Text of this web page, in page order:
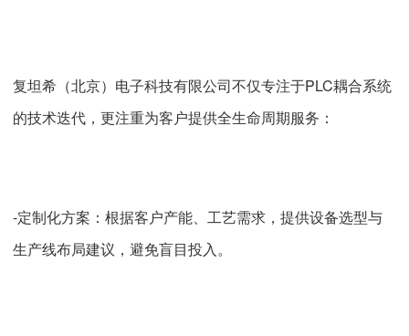
复坦希（北京）电子科技有限公司不仅专注于PLC耦合系统
的技术迭代，更注重为客户提供全生命周期服务：
-定制化方案：根据客户产能、工艺需求，提供设备选型与
生产线布局建议，避免盲目投入。